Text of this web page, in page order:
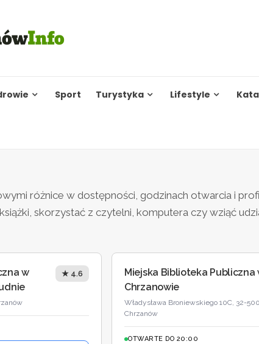
Sport Turystyka Lifestyle
różnice w dostępności, godzinach otwarcia i
skorzystać z czytelni, komputera czy wziąć
w
★ 4.6
Miejska Biblioteka Publiczna
Chrzanowie
Władysława Broniewskiego 10C, 32-500
Chrzanów
OTWARTE DO 20:00